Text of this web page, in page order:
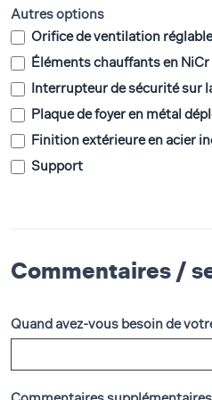
Autres options
Orifice de ventilation réglable
Éléments chauffants en NiCr
Interrupteur de sécurité sur
Plaque de foyer en métal
Finition extérieure en acier
Support
Commentaires /
Quand avez-vous besoin de